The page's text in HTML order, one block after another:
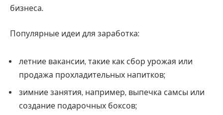
бизнеса.
Популярные идеи для заработка:
летние вакансии, такие как сбор урожая или
продажа прохладительных напитков;
зимние занятия, например, выпечка самсы или
создание подарочных боксов;